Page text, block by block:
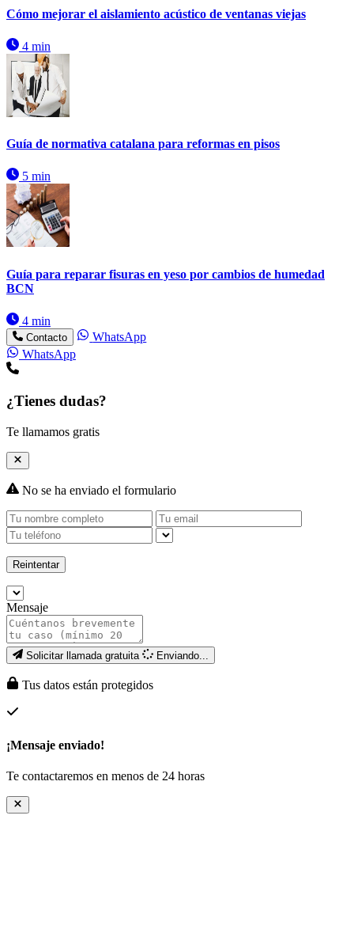
Cómo mejorar el aislamiento acústico de ventanas viejas
4 min
Guía de normativa catalana para reformas en pisos
5 min
Guía para reparar fisuras en yeso por cambios de humedad
BCN
4 min
Contacto
WhatsApp
WhatsApp
¿Tienes dudas?
Te llamamos gratis
No se ha enviado el formulario
Reintentar
Mensaje
Solicitar llamada gratuita Enviando...
Tus datos están protegidos
¡Mensaje enviado!
Te contactaremos en menos de 24 horas